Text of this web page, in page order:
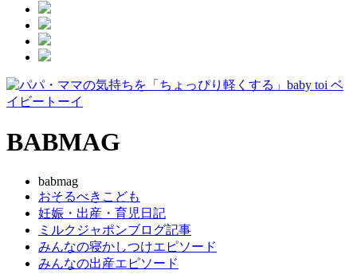
BABMAG
babmag
おそるべきこども
妊娠・出産・育児日記
ミルクジャポンブログ記事
みんなの寝かしつけエピソード
みんなの出産エピソード